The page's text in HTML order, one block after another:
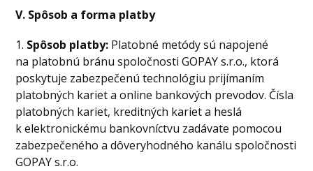
V. Spôsob a forma platby
1. Spôsob platby: Platobné metódy sú napojené
na platobnú bránu spoločnosti GOPAY s.r.o., ktorá
poskytuje zabezpečenú technológiu prijímaním
platobných kariet a online bankových prevodov. Čísla
platobných kariet, kreditných kariet a heslá
k elektronickému bankovníctvu zadávate pomocou
zabezpečeného a dôveryhodného kanálu spoločnosti
GOPAY s.r.o.